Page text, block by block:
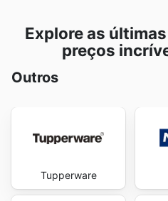
Explore as
preços
Outros
Tupperware